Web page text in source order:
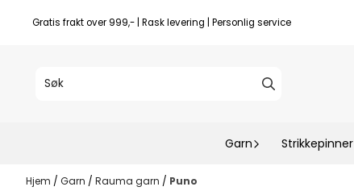
Hopp til innhold
Gratis frakt over 999,- | Rask levering | Personlig service
Garn Strikkepinner
Hjem / Garn / Rauma garn / Puno